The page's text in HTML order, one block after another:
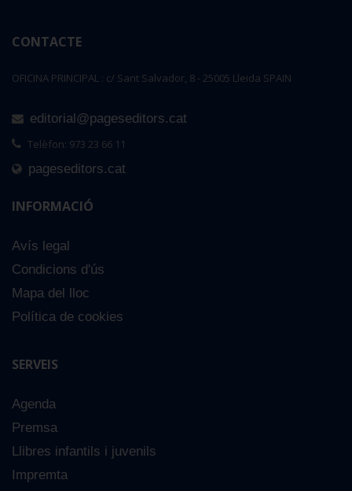
CONTACTE
OFICINA PRINCIPAL : c/ Sant Salvador, 8 - 25005 Lleida SPAIN
editorial@pageseditors.cat
Telèfon: 973 23 66 11
pageseditors.cat
INFORMACIÓ
Avís legal
Condicions d'ús
Mapa del lloc
Política de cookies
SERVEIS
Agenda
Premsa
Llibres infantils i juvenils
Impremta